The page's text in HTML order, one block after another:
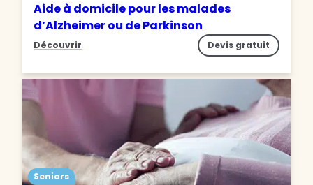
Aide à domicile pour les malades
d’Alzheimer ou de Parkinson
Découvrir Devis gratuit
Seniors